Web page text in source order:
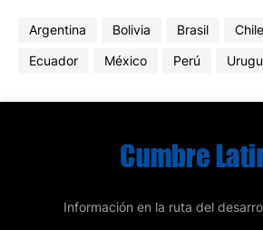
Argentina Bolivia Brasil Chile
Ecuador
México Perú
Información en la ruta del